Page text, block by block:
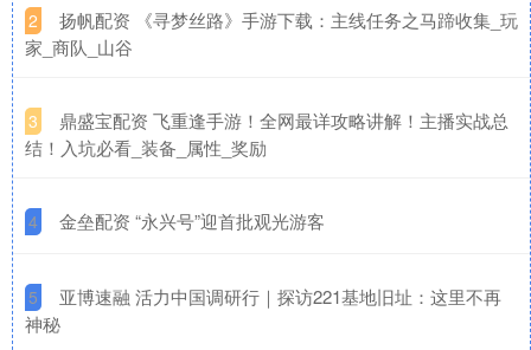
2
​扬帆配资 《寻梦丝路》手游下载：主线任务之马蹄收集_玩
家_商队_山谷
3
​鼎盛宝配资 飞重逢手游！全网最详攻略讲解！主播实战总
结！入坑必看_装备_属性_奖励
4 ​金垒配资 “永兴号”迎首批观光游客
5
​亚博速融 活力中国调研行｜探访221基地旧址：这里不再
神秘